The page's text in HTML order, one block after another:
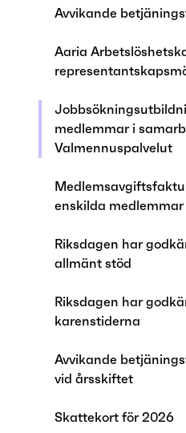
Avvikande
Aaria
medlemmar i
Valmennuspalvelut
enskilda medlemmar
Riksdagen har
allmänt stöd
Riksdagen har
karenstiderna
Avvikande
vid årsskiftet
Skattekort för 2026